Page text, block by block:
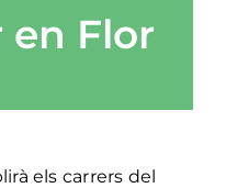
en Flor
els carrers del